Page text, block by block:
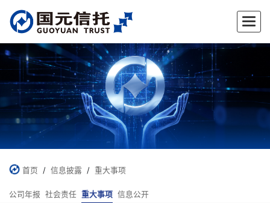
✕
首页 / 信息披露 / 重大事项
公司年报 社会责任 重大事项 信息公开